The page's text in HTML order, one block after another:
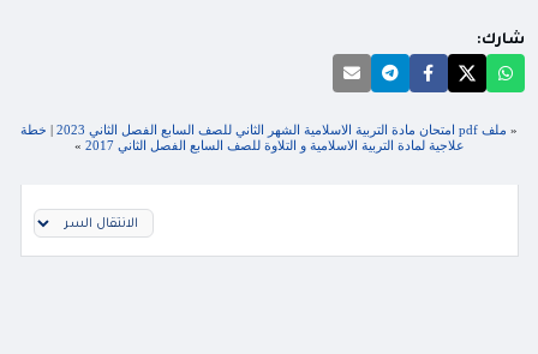
شارك:
« ملف pdf امتحان مادة التربية الاسلامية الشهر الثاني للصف السابع الفصل الثاني 2023 | خطة
علاجية لمادة التربية الاسلامية و التلاوة للصف السابع الفصل الثاني 2017
»